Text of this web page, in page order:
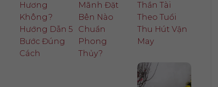
Hương
Không?
Hướng Dẫn 5
Bước Đúng
Cách
Mãnh Đặt
Bên Nào
Chuẩn
Phong
Thủy?
Thần Tài
Theo Tuổi
Thu Hút Vận
May